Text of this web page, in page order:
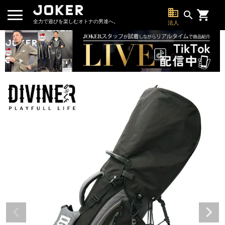
全力で遊びを楽しむオトナの男達へ。
business
法人
search